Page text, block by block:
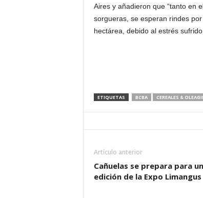
Aires y añadieron que “tanto en
sorgueras, se esperan rindes
hectárea, debido al estrés
ETIQUETAS BCBA CEREALES &
Artículo anterior
Cañuelas se prepara para
edición de la Expo Limangus